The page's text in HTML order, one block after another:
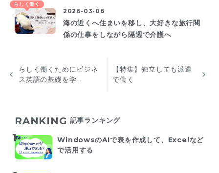
2026-03-06
海の近くへ住まいを移し、大好きな旅行関
係の仕事をしながら隔週で介護へ
らしく働く
らしく働くためにビジネ
ス英語の基礎を学...
【特集】独立しても派遣
で働く
RANKING 記事ランキング
WindowsのAIで表を作成して、Excelなど
で活用する